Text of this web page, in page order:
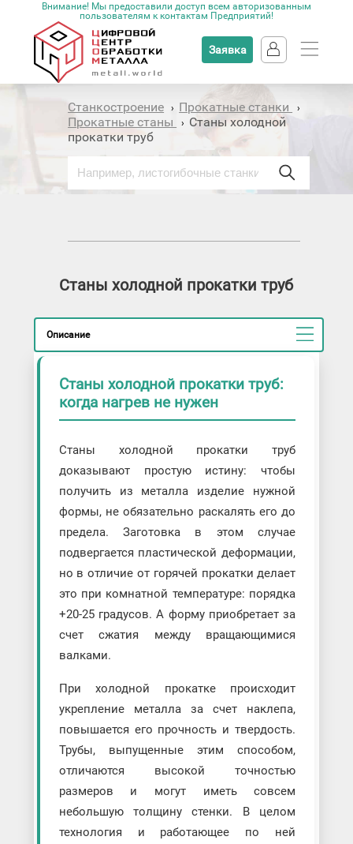
Внимание! Мы предоставили доступ всем авторизованным
пользователям к контактам Предприятий!
Заявка
Станкостроение › Прокатные станки ›
Прокатные станы › Станы холодной
прокатки труб
Станы холодной прокатки труб
Описание
Станы холодной прокатки труб:
когда нагрев не нужен
Станы холодной прокатки труб
доказывают простую истину: чтобы
получить из металла изделие нужной
формы, не обязательно раскалять его до
предела. Заготовка в этом случае
подвергается пластической деформации,
но в отличие от горячей прокатки делает
это при комнатной температуре: порядка
+20-25 градусов. А форму приобретает за
счет сжатия между вращающимися
валками.
При холодной прокатке происходит
укрепление металла за счет наклепа,
повышается его прочность и твердость.
Трубы, выпущенные этим способом,
отличаются высокой точностью
размеров и могут иметь совсем
небольшую толщину стенки. В целом
технология и работающее по ней